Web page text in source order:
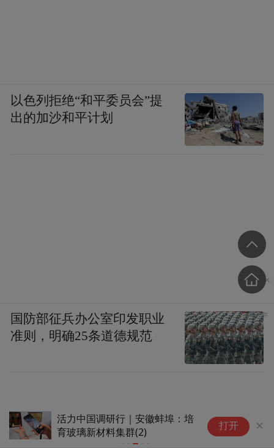
活力中国调研行｜安徽蚌埠：培
育玻璃新材料集群(2)
打开
以色列拒绝“和平委员会”提
出的加沙和平计划
国防部征兵办公室印发职业
准则，明确25条道德规范